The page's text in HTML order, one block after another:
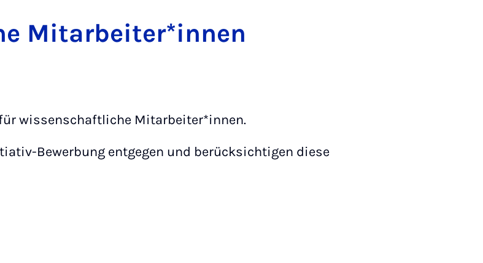
Mit­a­r­bei­ter*in­nen
wissenschaftliche Mitarbeiter*innen.
Bewerbung entgegen und berücksichtigen diese